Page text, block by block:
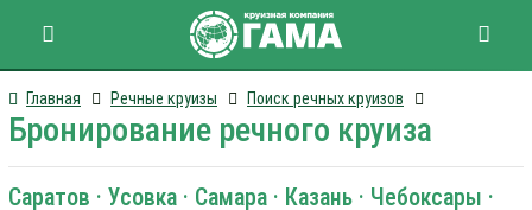
Главная Речные круизы Поиск речных круизов
Бронирование речного круиза
Саратов · Усовка · Самара · Казань · Чебоксары ·